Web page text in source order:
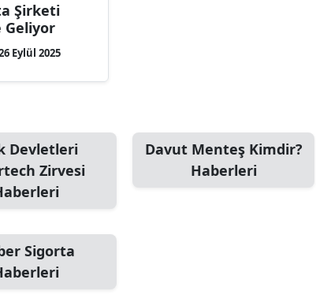
Çankırı
Şirketi
Geliyor
Eylül 2025
Devletleri
Zirvesi
Davut Menteş Kimdir?
Haberleri
Sigorta